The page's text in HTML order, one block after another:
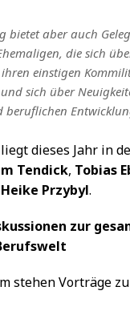
bietet aber auch
die sich
einstigen
sich über
beruflichen
dieses Jahr in
Tendick, Tobias
Heike Przybyl.
zur
stehen Vorträge